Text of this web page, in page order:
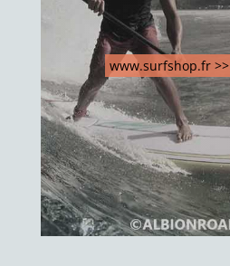
www.surfshop.fr >>